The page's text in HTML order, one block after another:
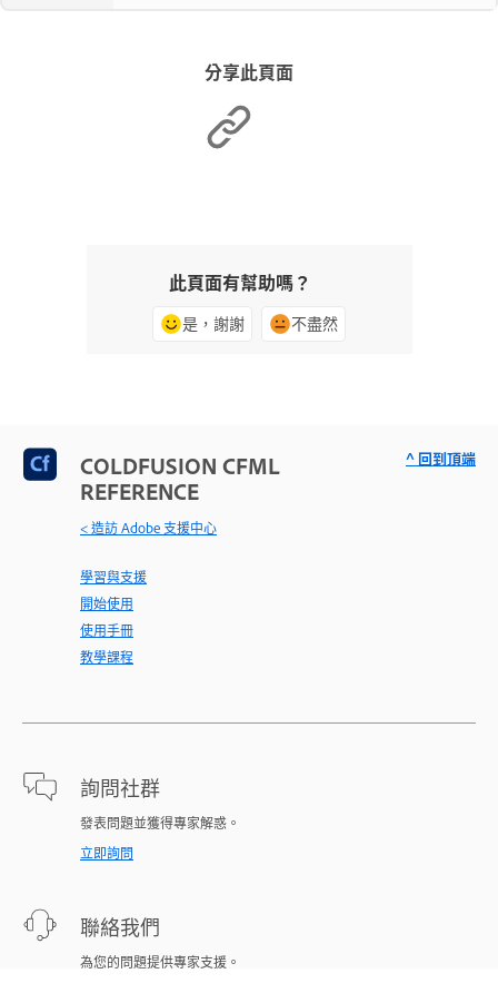
分享此頁面
此頁面有幫助嗎？
是，謝謝 不盡然
COLDFUSION CFML
REFERENCE
< 造訪 Adobe 支援中心
學習與支援
開始使用
使用手冊
教學課程
詢問社群
發表問題並獲得專家解惑。
立即詢問
聯絡我們
為您的問題提供專家支援。
^ 回到頂端